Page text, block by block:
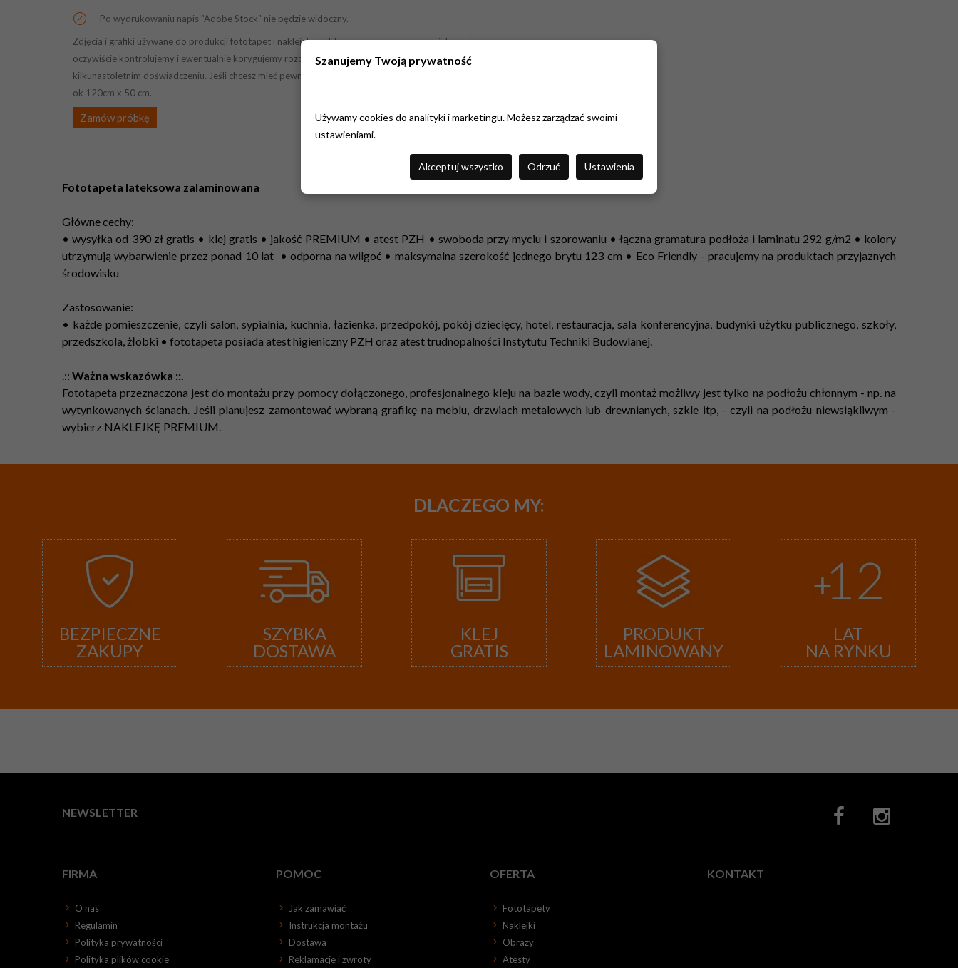
Po wydrukowaniu napis "Adobe Stock" nie będzie widoczny.
Zdjęcia i grafiki używane do produkcji fototapet i naklejek poddawane są znacznym powiększeniom, co
oczywiście kontrolujemy i ewentualnie korygujemy rozdzielczość przed produkcją, opierając się na naszym
kilkunastoletnim doświadczeniu. Jeśli chcesz mieć pewność co do jakości, zamów próbkę w skali 1:1, wielkości
ok 120cm x 50 cm.
Zamów próbkę
Fototapeta lateksowa zalaminowana
Główne cechy:
• wysyłka od 390 zł gratis • klej gratis • jakość PREMIUM • atest PZH • swoboda przy myciu i szorowaniu • łączna gramatura podłoża i laminatu 292 g/m2 • kolory
utrzymują wybarwienie przez ponad 10 lat • odporna na wilgoć • maksymalna szerokość jednego brytu 123 cm • Eco Friendly - pracujemy na produktach przyjaznych
środowisku
Zastosowanie:
• każde pomieszczenie, czyli salon, sypialnia, kuchnia, łazienka, przedpokój, pokój dziecięcy, hotel, restauracja, sala konferencyjna, budynki użytku publicznego, szkoły,
przedszkola, żłobki • fototapeta posiada atest higieniczny PZH oraz atest trudnopalności Instytutu Techniki Budowlanej.
.:: Ważna wskazówka ::.
Fototapeta przeznaczona jest do montażu przy pomocy dołączonego, profesjonalnego kleju na bazie wody, czyli montaż możliwy jest tylko na podłożu chłonnym - np. na
wytynkowanych ścianach. Jeśli planujesz zamontować wybraną grafikę na meblu, drzwiach metalowych lub drewnianych, szkle itp, - czyli na podłożu niewsiąkliwym -
wybierz NAKLEJKĘ PREMIUM.
DLACZEGO MY:
BEZPIECZNE
ZAKUPY
SZYBKA
DOSTAWA
KLEJ
GRATIS
PRODUKT
LAMINOWANY
LAT
NA RYNKU
NEWSLETTER
FIRMA
O nas
Regulamin
Polityka prywatności
Polityka plików cookie
POMOC
Jak zamawiać
Instrukcja montażu
Dostawa
Reklamacje i zwroty
OFERTA
Fototapety
Naklejki
Obrazy
Atesty
KONTAKT
Szanujemy Twoją prywatność
Używamy cookies do analityki i marketingu. Możesz zarządzać swoimi
ustawieniami.
Akceptuj wszystko Odrzuć Ustawienia